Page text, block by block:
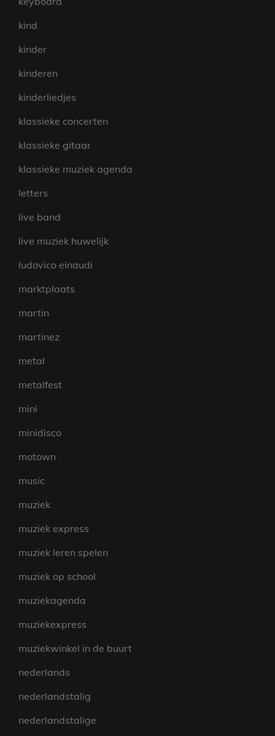
kind
kinder
kinderen
kinderliedjes
klassieke concerten
klassieke gitaar
klassieke muziek agenda
letters
live band
live muziek huwelijk
ludovico einaudi
marktplaats
martin
martinez
metal
metalfest
mini
minidisco
motown
music
muziek
muziek express
muziek leren spelen
muziek op school
muziekagenda
muziekexpress
muziekwinkel in de buurt
nederlands
nederlandstalig
nederlandstalige